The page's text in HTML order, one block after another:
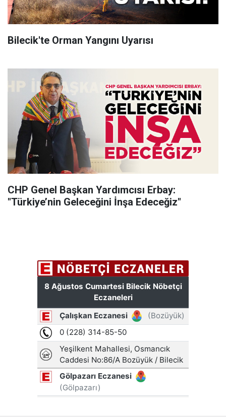
Bilecik'te Orman Yangını Uyarısı
CHP Genel Başkan Yardımcısı Erbay:
"Türkiye’nin Geleceğini İnşa Edeceğiz"